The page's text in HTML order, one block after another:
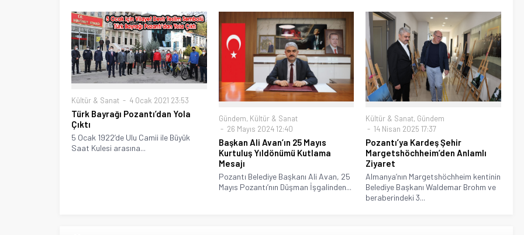
Kültür & Sanat 4 Ocak 2021 23:53
Türk Bayrağı Pozantı’dan Yola
Çıktı
5 Ocak 1922’de Ulu Camii ile Büyük
Saat Kulesi arasına...
Gündem, Kültür & Sanat
26 Mayıs 2024 12:40
Başkan Ali Avan’ın 25 Mayıs
Kurtuluş Yıldönümü Kutlama
Mesajı
Pozantı Belediye Başkanı Ali Avan, 25
Mayıs Pozantı’nın Düşman İşgalinden...
Kültür & Sanat, Gündem
14 Nisan 2025 17:37
Pozantı’ya Kardeş Şehir
Margetshöchheim’den Anlamlı
Ziyaret
Almanya’nın Margetshöchheim kentinin
Belediye Başkanı Waldemar Brohm ve
beraberindeki 3...